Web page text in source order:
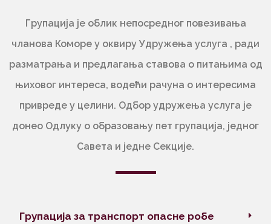
Групација је облик непосредног повезивања
чланова Коморе у оквиру Удружења услуга , ради
разматрања и предлагања ставова о питањима од
њиховог интереса, водећи рачуна о интересима
привреде у целини. Одбор удружења услуга је
донео Одлуку о образовању пет групација, једног
Савета и једне Секције.
Групација за транспорт опасне робе